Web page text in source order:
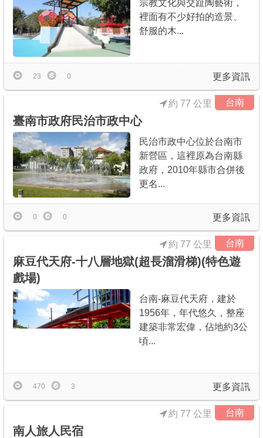
宗教文化與交趾陶藝術，
裡面有不少好拍的造景、
舒服的木...
更多資訊
23 0
台南
臺南市政府民治市政中心
約 77 公里
民治市政中心位於台南市
新營區，這裡原為台南縣
政府，2010年縣市合併後
更名...
更多資訊
0 0
台南
麻豆代天府-十八層地獄(超長溜滑梯)(特色遊
戲場)
約 77 公里
台南-麻豆代天府，建於
1956年，年代悠久，整座
建築非常宏偉，佔地約3公
頃...
更多資訊
470 3
台南
南人旅人民宿
約 77 公里